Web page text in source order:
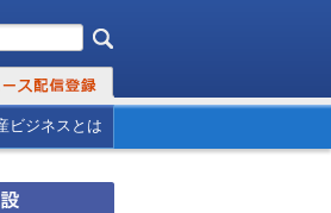
ビジネスとは